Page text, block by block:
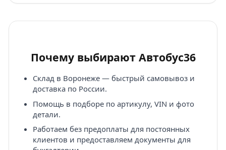
Почему выбирают Автобус36
Склад в Воронеже — быстрый самовывоз и
доставка по России.
Помощь в подборе по артикулу, VIN и фото
детали.
Работаем без предоплаты для постоянных
клиентов и предоставляем документы для